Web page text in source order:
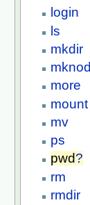
login
ls
mkdir
mknod
more
mount
mv
ps
pwd?
rm
rmdir